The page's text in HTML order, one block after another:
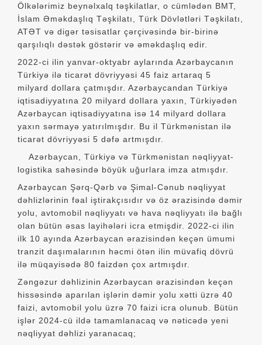
Ölkələrimiz beynəlxalq təşkilatlar, o cümlədən BMT,
İslam Əməkdaşlıq Təşkilatı, Türk Dövlətləri Təşkilatı,
ATƏT və digər təsisatlar çərçivəsində bir-birinə
qarşılıqlı dəstək göstərir və əməkdaşlıq edir.
2022-ci ilin yanvar-oktyabr aylarında Azərbaycanın
Türkiyə ilə ticarət dövriyyəsi 45 faiz artaraq 5
milyard dollara çatmışdır. Azərbaycandan Türkiyə
iqtisadiyyatına 20 milyard dollara yaxın, Türkiyədən
Azərbaycan iqtisadiyyatına isə 14 milyard dollara
yaxın sərmayə yatırılmışdır. Bu il Türkmənistan ilə
ticarət dövriyyəsi 5 dəfə artmışdır.
Azərbaycan, Türkiyə və Türkmənistan nəqliyyat-
logistika sahəsində böyük uğurlara imza atmışdır.
Azərbaycan Şərq-Qərb və Şimal-Cənub nəqliyyat
dəhlizlərinin fəal iştirakçısıdır və öz ərazisində dəmir
yolu, avtomobil nəqliyyatı və hava nəqliyyatı ilə bağlı
olan bütün əsas layihələri icra etmişdir. 2022-ci ilin
ilk 10 ayında Azərbaycan ərazisindən keçən ümumi
tranzit daşımalarının həcmi ötən ilin müvafiq dövrü
ilə müqayisədə 80 faizdən çox artmışdır.
Zəngəzur dəhlizinin Azərbaycan ərazisindən keçən
hissəsində aparılan işlərin dəmir yolu xətti üzrə 40
faizi, avtomobil yolu üzrə 70 faizi icra olunub. Bütün
işlər 2024-cü ildə tamamlanacaq və nəticədə yeni
nəqliyyat dəhlizi yaranacaq;